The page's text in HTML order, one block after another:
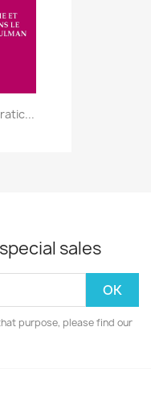
sales
purpose, please find our